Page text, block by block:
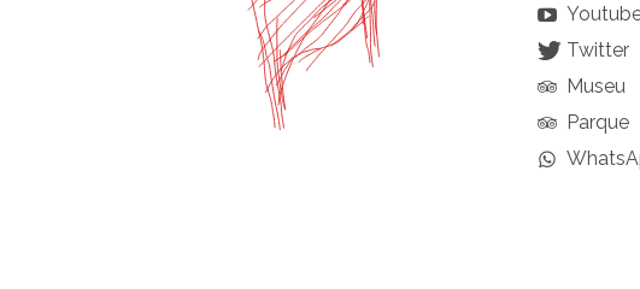
Twitter
Museu
Parque